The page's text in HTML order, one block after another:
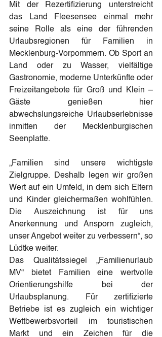
Mit der Rezertifizierung unterstreicht
das Land Fleesensee einmal mehr
seine Rolle als eine der führenden
Urlaubsregionen für Familien in
Mecklenburg-Vorpommern. Ob Sport an
Land oder zu Wasser, vielfältige
Gastronomie, moderne Unterkünfte oder
Freizeitangebote für Groß und Klein –
Gäste genießen hier
abwechslungsreiche Urlaubserlebnisse
inmitten der Mecklenburgischen
Seenplatte.
„Familien sind unsere wichtigste
Zielgruppe. Deshalb legen wir großen
Wert auf ein Umfeld, in dem sich Eltern
und Kinder gleichermaßen wohlfühlen.
Die Auszeichnung ist für uns
Anerkennung und Ansporn zugleich,
unser Angebot weiter zu verbessern“, so
Lüdtke weiter.
Das Qualitätssiegel „Familienurlaub
MV“ bietet Familien eine wertvolle
Orientierungshilfe bei der
Urlaubsplanung. Für zertifizierte
Betriebe ist es zugleich ein wichtiger
Wettbewerbsvorteil im touristischen
Markt und ein Zeichen für die